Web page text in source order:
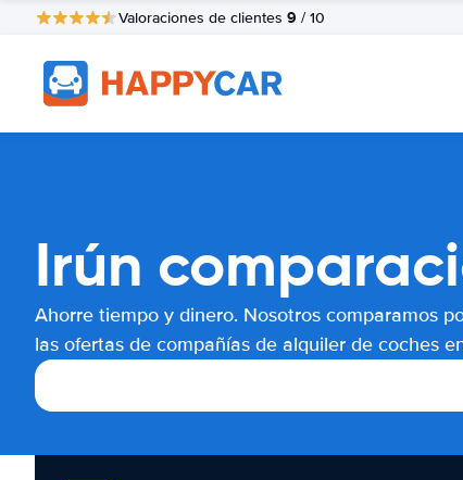
Valoraciones de clientes 9 / 10
Irún
Ahorre tiempo y dinero. Nosotros comparamos
las ofertas de compañías de alquiler de coches